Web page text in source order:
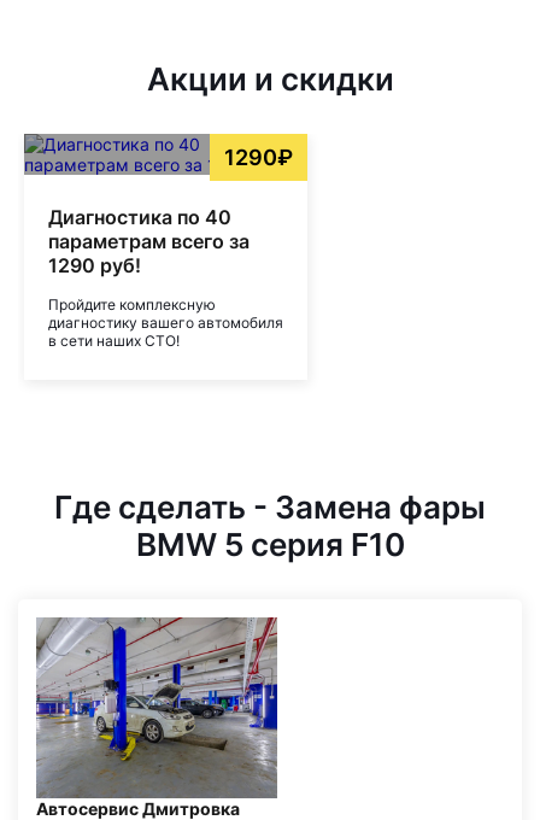
Акции и скидки
1290₽
Диагностика по 40
параметрам всего за
1290 руб!
Пройдите комплексную
диагностику вашего автомобиля
в сети наших СТО!
Где сделать - Замена фары
BMW 5 серия F10
Автосервис Дмитровка